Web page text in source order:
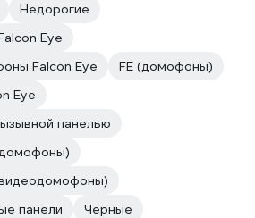
Недорогие
Eye
Falcon Eye
FE (домофоны)
Eye
панелью
панели
Черные